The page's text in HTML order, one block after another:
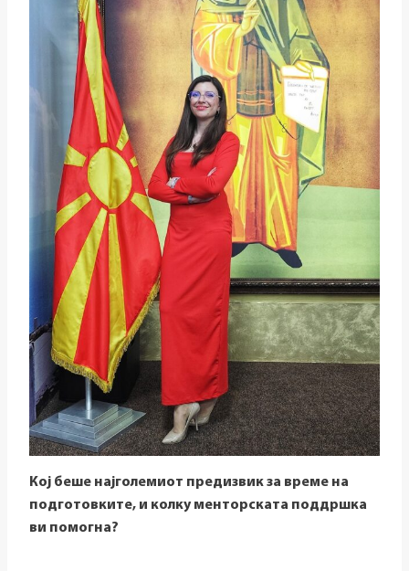
Кој беше најголемиот предизвик за време на
подготовките, и колку менторската поддршка
ви помогна?